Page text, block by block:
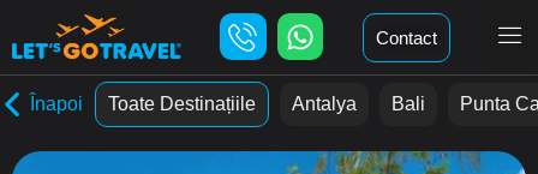
Contact
Înapoi Toate Destinațiile Antalya Bali Punta